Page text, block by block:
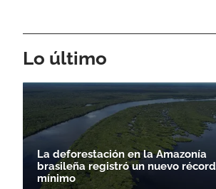
Lo último
La deforestación en la Amazonía
brasileña registró un nuevo récord
mínimo